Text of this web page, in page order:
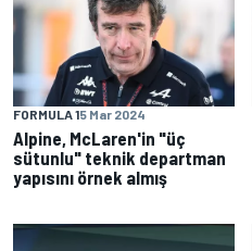
FORMULA 15 Mar 2024
Alpine, McLaren'in "üç
sütunlu" teknik departman
yapısını örnek almış